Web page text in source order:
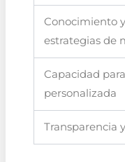
Conocimiento
estrategias de
Capacidad
personalizada
Transparencia